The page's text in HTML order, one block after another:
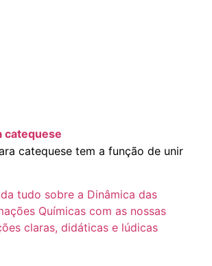
catequese
catequese tem a função de unir